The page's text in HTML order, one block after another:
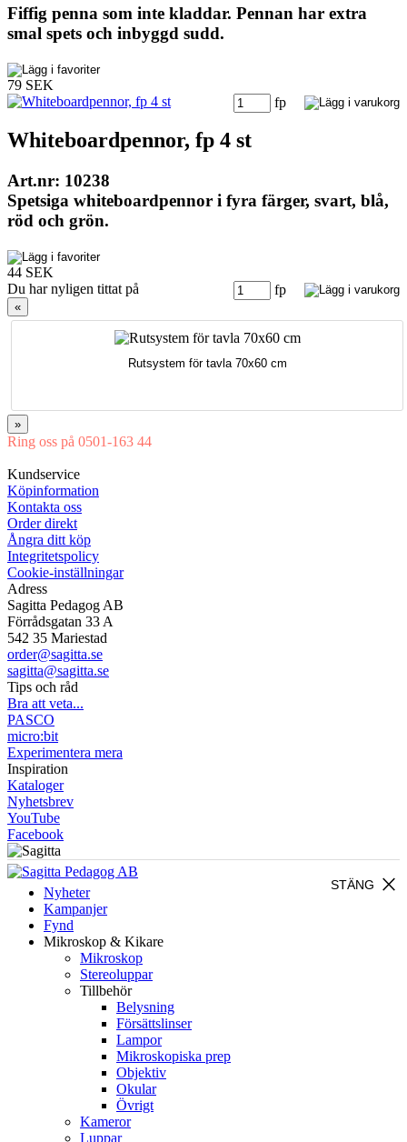
Fiffig penna som inte kladdar. Pennan har extra
smal spets och inbyggd sudd.
79 SEK
fp
Whiteboardpennor, fp 4 st
Art.nr: 10238
Spetsiga whiteboardpennor i fyra färger, svart, blå,
röd och grön.
44 SEK
fp
Du har nyligen tittat på
«
Rutsystem för tavla 70x60 cm
»
Ring oss på 0501-163 44
Kundservice
Köpinformation
Kontakta oss
Order direkt
Ångra ditt köp
Integritetspolicy
Cookie-inställningar
Adress
Sagitta Pedagog AB
Förrådsgatan 33 A
542 35 Mariestad
order@sagitta.se
sagitta@sagitta.se
Tips och råd
Bra att veta...
PASCO
micro:bit
Experimentera mera
Inspiration
Kataloger
Nyhetsbrev
YouTube
Facebook
close
STÄNG
Nyheter
Kampanjer
Fynd
Mikroskop & Kikare
Mikroskop
Stereoluppar
Tillbehör
Belysning
Försättslinser
Lampor
Mikroskopiska prep
Objektiv
Okular
Övrigt
Kameror
Luppar